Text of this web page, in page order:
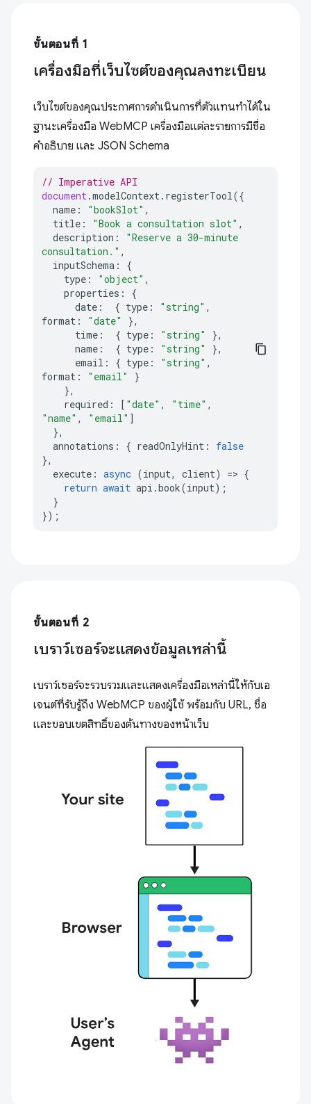
ขั้นตอนที่ 1
เครื่องมือที่เว็บไซต์ของคุณลงทะเบียน
เว็บไซต์ของคุณประกาศการดำเนินการที่ตัวแทนทำได้ใน
ฐานะเครื่องมือ WebMCP เครื่องมือแต่ละรายการมีชื่อ
คำอธิบาย และ JSON Schema
// Imperative API
document.modelContext. registerTool({
name : "bookSlot" ,
title : "Book a consultation slot" ,
description :
"Reserve a 30-minute
consultation." ,
inputSchema :
{
type : "object" ,
properties :
{
date : { type : "string" ,
format : "date"
},
time : { type : "string"
},
name : { type : "string"
},
email : { type : "string" ,
format : "email"
}
},
required : [ "date" , "time" ,
"name" , "email" ]
},
annotations : { readOnlyHint :
false
},
execute : async (input, client) => {
return await api .book(input);
}
});
ขั้นตอนที่ 2
เบราว์เซอร์จะแสดงข้อมูลเหล่านี้
เบราว์เซอร์จะรวบรวมและแสดงเครื่องมือเหล่านี้ให้กับเอ
เจนต์ที่รับรู้ถึง WebMCP ของผู้ใช้ พร้อมกับ URL, ชื่อ
และขอบเขตสิทธิ์ของต้นทางของหน้าเว็บ